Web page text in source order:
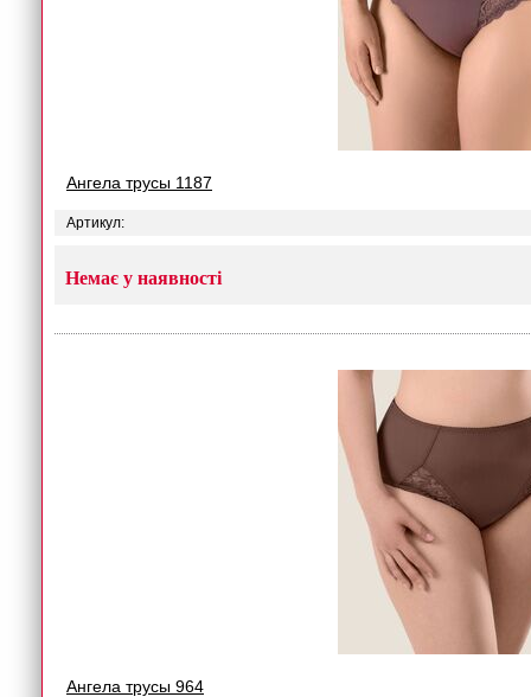
Ангела трусы 1187
Артикул:
Немає у наявності
Ангела трусы 964